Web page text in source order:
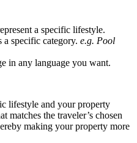
a specific lifestyle.
a specific category. e.g. Pool
in any language you want.
lifestyle and your property
matches the traveler’s chosen
making your property more